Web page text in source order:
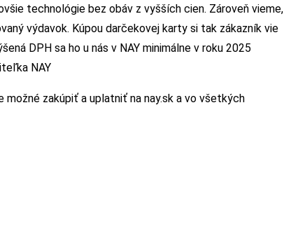
technológie bez obáv z vyšších cien. Zároveň vieme,
výdavok. Kúpou darčekovej karty si tak zákazník vie
DPH sa ho u nás v NAY minimálne v roku 2025
NAY
zakúpiť a uplatniť na nay.sk a vo všetkých